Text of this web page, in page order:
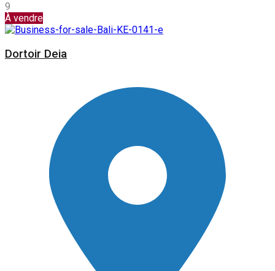
9
À vendre
Dortoir Deia